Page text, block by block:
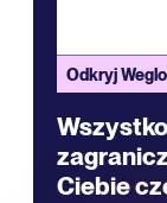
Odkryj
Ciebie